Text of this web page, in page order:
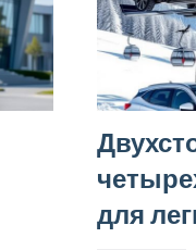
для